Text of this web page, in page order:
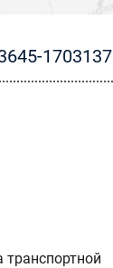
1703137